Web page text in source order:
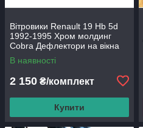
Вітровики Renault 19 Hb 5d
1992-1995 Хром молдинг
Cobra Дефлектори на вікна
В наявності
2 150 ₴/комплект
Купити